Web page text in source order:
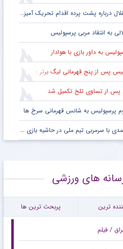
پرده اقدام تحریک آمیز خود مقابل هواداران پرسپولیس
به انتقاد مربی پرسپولیس
به داور بازی با هوادار
لیگ برتر ؛ اتفاقی تاریخی پس از پایان بازی با هوادار
پس از تساوی تلخ تکمیل شد
پرسپولیس به شانس قهرمانی سرخ ها
سرمربی تیم ملی در حاشیه بازی پرسپولیس
های ورزشی
ترین پربحث ترین ها
/ فیلم